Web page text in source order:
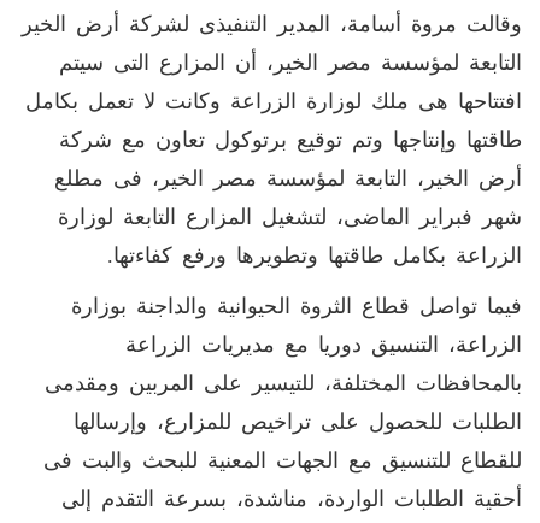
وقالت مروة أسامة، المدير التنفيذى لشركة أرض الخير
التابعة لمؤسسة مصر الخير، أن المزارع التى سيتم
افتتاحها هى ملك لوزارة الزراعة وكانت لا تعمل بكامل
طاقتها وإنتاجها وتم توقيع برتوكول تعاون مع شركة
أرض الخير، التابعة لمؤسسة مصر الخير، فى مطلع
شهر فبراير الماضى، لتشغيل المزارع التابعة لوزارة
الزراعة بكامل طاقتها وتطويرها ورفع كفاءتها.
فيما تواصل قطاع الثروة الحيوانية والداجنة بوزارة
الزراعة، التنسيق دوريا مع مديريات الزراعة
بالمحافظات المختلفة، للتيسير على المربين ومقدمى
الطلبات للحصول على تراخيص للمزارع، وإرسالها
للقطاع للتنسيق مع الجهات المعنية للبحث والبت فى
أحقية الطلبات الواردة، مناشدة، بسرعة التقدم إلى